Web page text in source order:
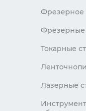
Фрезерное
Фрезерные
Токарные
Лазерные